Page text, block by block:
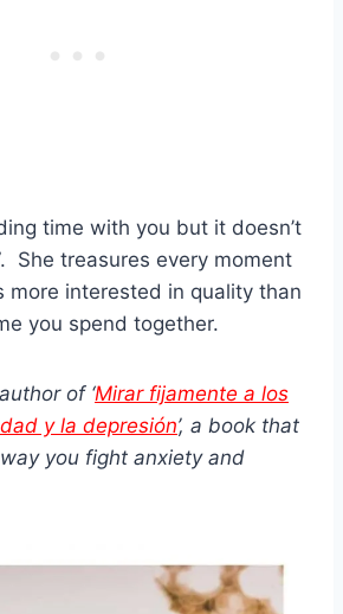
time with you but it doesn’t
She treasures every moment
more interested in quality than
you spend together.
of ‘Mirar fijamente a los
y la depresión’, a book that
you fight anxiety and